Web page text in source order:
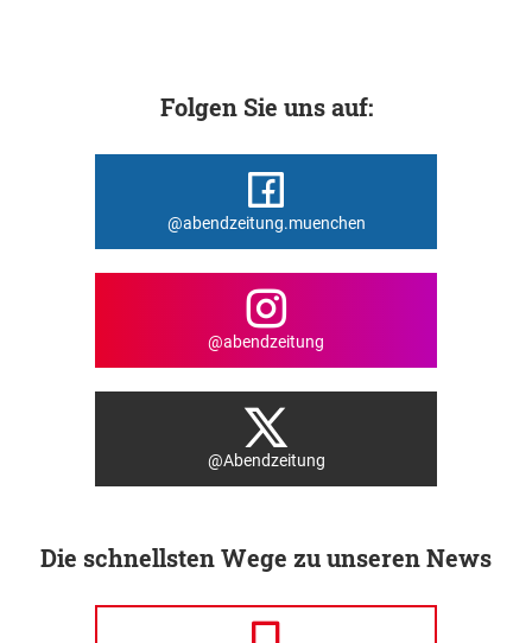
Folgen Sie uns auf:
@abendzeitung.muenchen
@abendzeitung
@Abendzeitung
Die schnellsten Wege zu unseren News